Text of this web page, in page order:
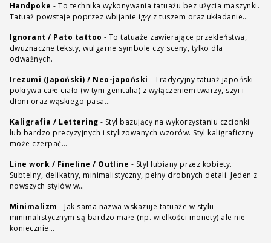
Handpoke - To technika wykonywania tatuażu bez użycia maszynki.
Tatuaż powstaje poprzez wbijanie igły z tuszem oraz układanie…
Ignorant / Pato tattoo - To tatuaże zawierające przekleństwa,
dwuznaczne teksty, wulgarne symbole czy sceny, tylko dla
odważnych.
Irezumi (Japoński) / Neo-japoński - Tradycyjny tatuaż japoński
pokrywa całe ciało (w tym genitalia) z wyłączeniem twarzy, szyi i
dłoni oraz wąskiego pasa…
Kaligrafia / Lettering - Styl bazujący na wykorzystaniu czcionki
lub bardzo precyzyjnych i stylizowanych wzorów. Styl kaligraficzny
może czerpać…
Line work / Fineline / Outline - Styl lubiany przez kobiety.
Subtelny, delikatny, minimalistyczny, pełny drobnych detali. Jeden z
nowszych stylów w…
Minimalizm - Jak sama nazwa wskazuje tatuaże w stylu
minimalistycznym są bardzo małe (np. wielkości monety) ale nie
koniecznie…